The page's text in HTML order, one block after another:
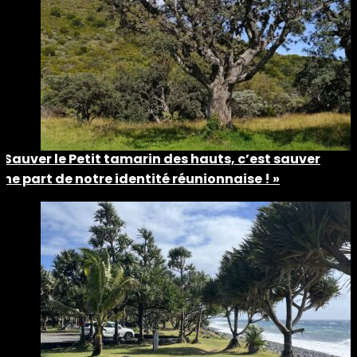
Sauver le Petit tamarin des hauts, c’est sauver
part de notre identité réunionnaise ! »